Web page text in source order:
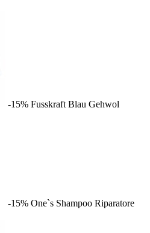
-15% Fusskraft Blau Gehwol
-15% One`s Shampoo Riparatore